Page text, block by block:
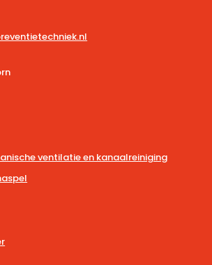
ventilatie en kanaalreiniging